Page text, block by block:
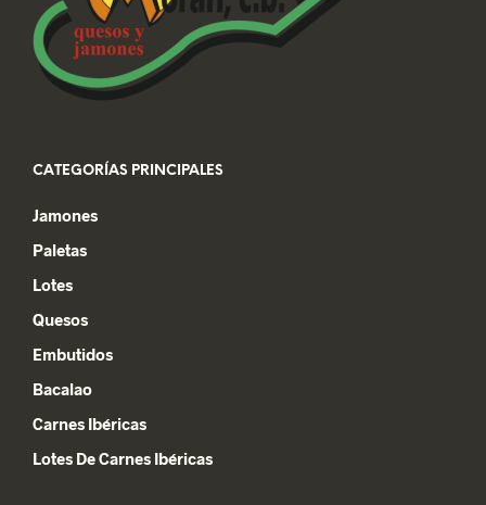
CATEGORÍAS PRINCIPALES
Jamones
Paletas
Lotes
Quesos
Embutidos
Bacalao
Carnes Ibéricas
Lotes De Carnes Ibéricas